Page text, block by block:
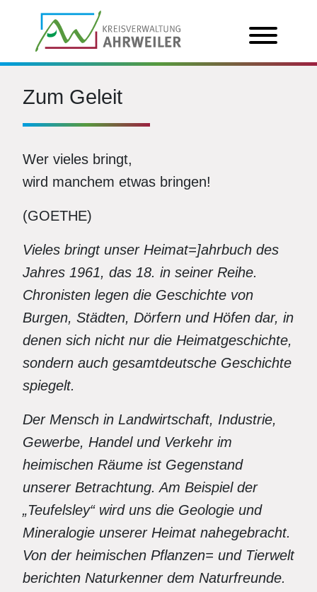
Zum Geleit
Wer vieles bringt,
wird manchem etwas bringen!
(GOETHE)
Vieles bringt unser Heimat=]ahrbuch des
Jahres 1961, das 18. in seiner Reihe.
Chronisten legen die Geschichte von
Burgen, Städten, Dörfern und Höfen dar, in
denen sich nicht nur die Heimatgeschichte,
sondern auch gesamtdeutsche Geschichte
spiegelt.
Der Mensch in Landwirtschaft, Industrie,
Gewerbe, Handel und Verkehr im
heimischen Räume ist Gegenstand
unserer Betrachtung. Am Beispiel der
„Teufelsley“ wird uns die Geologie und
Mineralogie unserer Heimat nahegebracht.
Von der heimischen Pflanzen= und Tierwelt
berichten Naturkenner dem Naturfreunde.